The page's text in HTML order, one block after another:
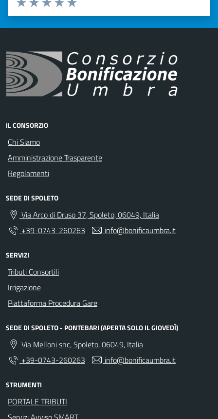
Valuta 5 stelle su 5
Valuta 4 stelle su 5
Valuta 3 stelle su 5
Valuta 2 stelle su 5
Valuta 1 stelle su 5
IL CONSORZIO
Chi Siamo
Amministrazione Trasparente
Regolamenti
SEDE DI SPOLETO
Via Arco di Druso 37, Spoleto, 06049, Italia
+39-0743-260263
info@bonificaumbra.it
SERVIZI
Tributi Consortili
Irrigazione
Piattaforma Procedura Gare
SEDE DI SPOLETO - PONTEBARI (APERTA SOLO IL GIOVEDÌ)
Via Melloni snc, Spoleto, 06049, Italia
+39-0743-260263
info@bonificaumbra.it
STRUMENTI
PORTALE TRIBUTI